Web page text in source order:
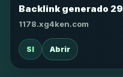
Backlink generado 29
1178.xg4ken.com
SI Abrir